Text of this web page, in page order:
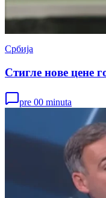
Србија
Стигле нове цене
pre 00 minuta